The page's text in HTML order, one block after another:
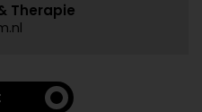
Therapie